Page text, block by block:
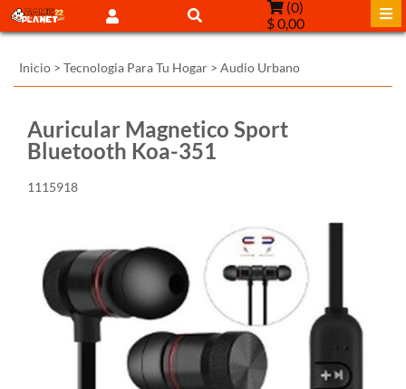
(0)
$ 0,00
Inicio > Tecnologia Para Tu Hogar > Audio Urbano
Auricular Magnetico Sport
Bluetooth Koa-351
1115918